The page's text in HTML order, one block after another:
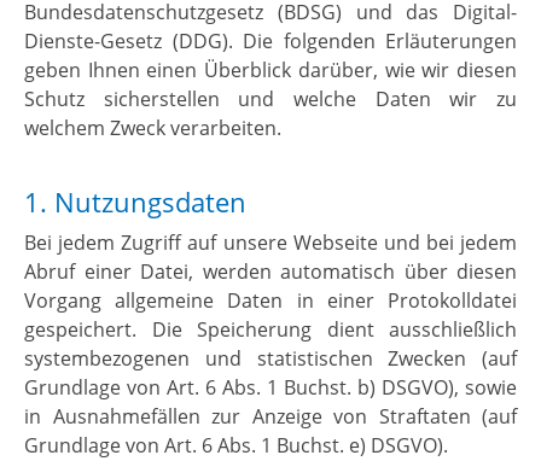
Bundesdatenschutzgesetz (BDSG) und das Digital-
Dienste-Gesetz (DDG). Die folgenden Erläuterungen
geben Ihnen einen Überblick darüber, wie wir diesen
Schutz sicherstellen und welche Daten wir zu
welchem Zweck verarbeiten.
1. Nutzungsdaten
Bei jedem Zugriff auf unsere Webseite und bei jedem
Abruf einer Datei, werden automatisch über diesen
Vorgang allgemeine Daten in einer Protokolldatei
gespeichert. Die Speicherung dient ausschließlich
systembezogenen und statistischen Zwecken (auf
Grundlage von Art. 6 Abs. 1 Buchst. b) DSGVO), sowie
in Ausnahmefällen zur Anzeige von Straftaten (auf
Grundlage von Art. 6 Abs. 1 Buchst. e) DSGVO).